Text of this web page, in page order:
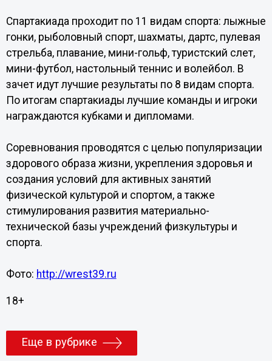
Спартакиада проходит по 11 видам спорта: лыжные
гонки, рыболовный спорт, шахматы, дартс, пулевая
стрельба, плавание, мини-гольф, туристский слет,
мини-футбол, настольный теннис и волейбол. В
зачет идут лучшие результаты по 8 видам спорта.
По итогам спартакиады лучшие команды и игроки
награждаются кубками и дипломами.
Соревнования проводятся с целью популяризации
здорового образа жизни, укрепления здоровья и
создания условий для активных занятий
физической культурой и спортом, а также
стимулирования развития материально-
технической базы учреждений физкультуры и
спорта.
Фото: http://wrest39.ru
18+
Еще в рубрике